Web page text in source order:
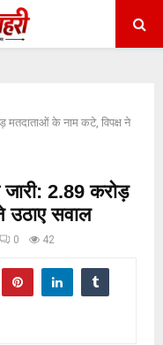
मतदाताओं के नाम कटे, विपक्ष ने
2.89 करोड़
उठाए सवाल
0 42